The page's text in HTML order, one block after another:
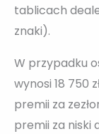
tablicach
znaki).
W przypadku
wynosi 18 750
premii za
premii za niski